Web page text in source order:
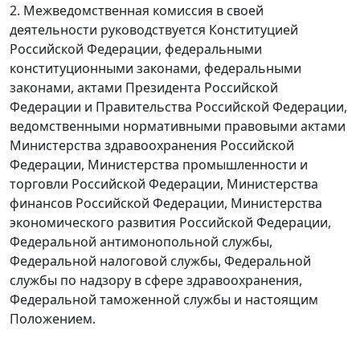
2. Межведомственная комиссия в своей
деятельности руководствуется Конституцией
Российской Федерации, федеральными
конституционными законами, федеральными
законами, актами Президента Российской
Федерации и Правительства Российской Федерации,
ведомственными нормативными правовыми актами
Министерства здравоохранения Российской
Федерации, Министерства промышленности и
торговли Российской Федерации, Министерства
финансов Российской Федерации, Министерства
экономического развития Российской Федерации,
Федеральной антимонопольной службы,
Федеральной налоговой службы, Федеральной
службы по надзору в сфере здравоохранения,
Федеральной таможенной службы и настоящим
Положением.